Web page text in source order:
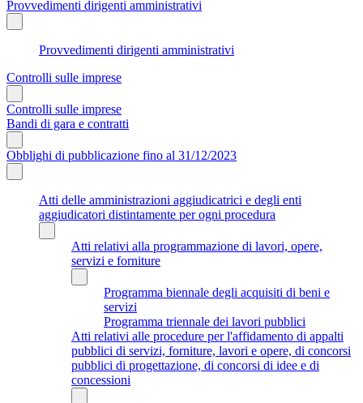
Provvedimenti dirigenti amministrativi
Provvedimenti dirigenti amministrativi
Controlli sulle imprese
Controlli sulle imprese
Bandi di gara e contratti
Obblighi di pubblicazione fino al 31/12/2023
Atti delle amministrazioni aggiudicatrici e degli enti
aggiudicatori distintamente per ogni procedura
Atti relativi alla programmazione di lavori, opere,
servizi e forniture
Programma biennale degli acquisiti di beni e
servizi
Programma triennale dei lavori pubblici
Atti relativi alle procedure per l'affidamento di appalti
pubblici di servizi, forniture, lavori e opere, di concorsi
pubblici di progettazione, di concorsi di idee e di
concessioni